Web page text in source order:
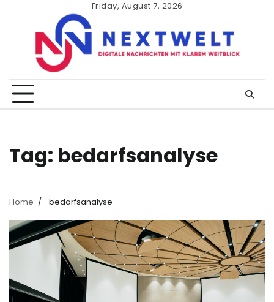
content
Friday, August 7, 2026
Tag: bedarfsanalyse
Home bedarfsanalyse